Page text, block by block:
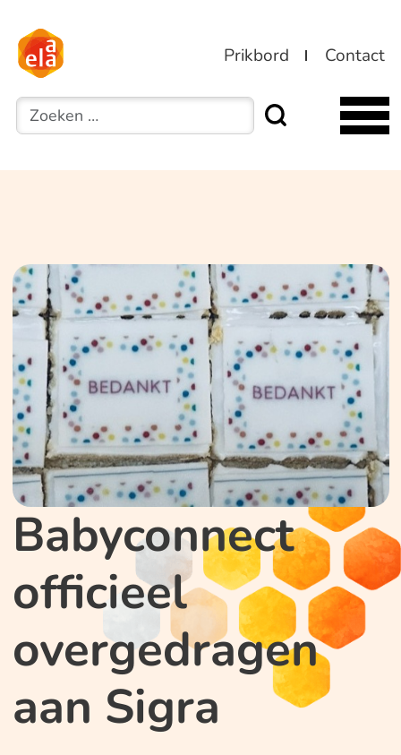
Prikbord Contact
Zoeken
Babyconnect
officieel
overgedragen
aan Sigra